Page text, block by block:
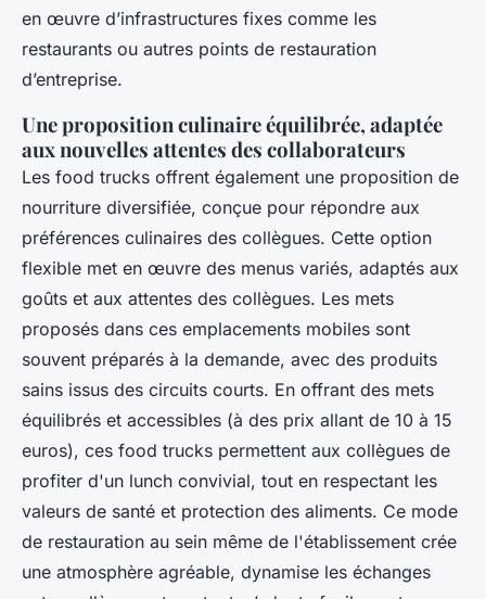
en œuvre d’infrastructures fixes comme les
restaurants ou autres points de restauration
d’entreprise.
Une proposition culinaire équilibrée, adaptée
aux nouvelles attentes des collaborateurs
Les food trucks offrent également une proposition de
nourriture diversifiée, conçue pour répondre aux
préférences culinaires des collègues. Cette option
flexible met en œuvre des menus variés, adaptés aux
goûts et aux attentes des collègues. Les mets
proposés dans ces emplacements mobiles sont
souvent préparés à la demande, avec des produits
sains issus des circuits courts. En offrant des mets
équilibrés et accessibles (à des prix allant de 10 à 15
euros), ces food trucks permettent aux collègues de
profiter d'un lunch convivial, tout en respectant les
valeurs de santé et protection des aliments. Ce mode
de restauration au sein même de l'établissement crée
une atmosphère agréable, dynamise les échanges